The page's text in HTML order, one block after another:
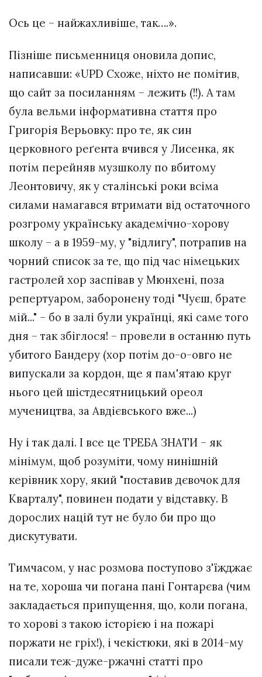
Ось це – найжахливіше, так….».
Пізніше письменниця оновила допис,
написавши: «UPD Схоже, ніхто не помітив,
що сайт за посиланням – лежить (!!). А там
була вельми інформативна стаття про
Григорія Верьовку: про те, як син
церковного реґента вчився у Лисенка, як
потім перейняв музшколу по вбитому
Леонтовичу, як у сталінські роки всіма
силами намагався втримати від остаточного
розгрому українську академічно-хорову
школу – а в 1959-му, у "відлигу", потрапив на
чорний список за те, що під час німецьких
гастролей хор заспівав у Мюнхені, поза
репертуаром, заборонену тоді "Чуєш, брате
мій..." – бо в залі були українці, які саме того
дня – так збіглося! – провели в останню путь
убитого Бандеру (хор потім до-о-овго не
випускали за кордон, ще я пам'ятаю круг
нього цей шістдесятницький ореол
мучеництва, за Авдієвського вже...)
Ну і так далі. І все це ТРЕБА ЗНАТИ – як
мінімум, щоб розуміти, чому нинішній
керівник хору, який "поставив дєвочок для
Кварталу", повинен подати у відставку. В
дорослих націй тут не було би про що
дискутувати.
Тимчасом, у нас розмова поступово з'їжджає
на те, хороша чи погана пані Гонтарєва (чим
закладається припущення, що, коли погана,
то хорові з такою історією і на пожарі
поржати не гріх!), і чекістюки, які в 2014-му
писали теж-дуже-ржачні статті про